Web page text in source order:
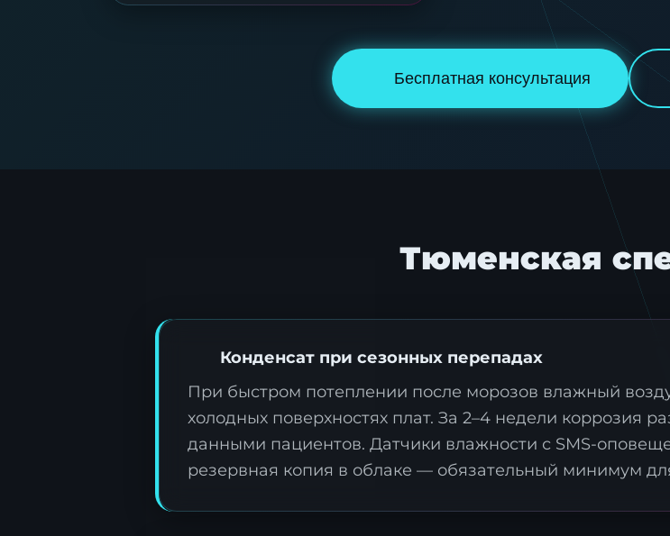
Бесплатная консультация
Тюменская
Конденсат при сезонных перепадах
При быстром потеплении после морозов влажный
холодных поверхностях плат. За 2–4 недели коррозия
данными пациентов. Датчики влажности с SMS-
резервная копия в облаке — обязательный минимум